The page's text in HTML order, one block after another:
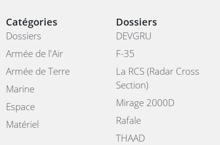
Catégories
Dossiers
Armée de l'Air
Armée de Terre
Marine
Espace
Matériel
Dossiers
DEVGRU
F-35
La RCS (Radar Cross
Section)
Mirage 2000D
Rafale
THAAD